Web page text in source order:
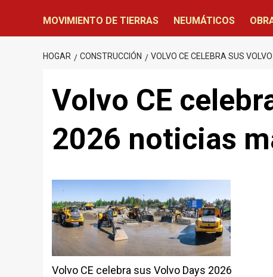
MOVIMIENTO DE TIERRAS NEUMÁTICOS
HOGAR CONSTRUCCIÓN VOLVO CE CELEBRA SUS
Volvo CE
2026 noticias
Volvo CE celebra sus Volvo Days 2026